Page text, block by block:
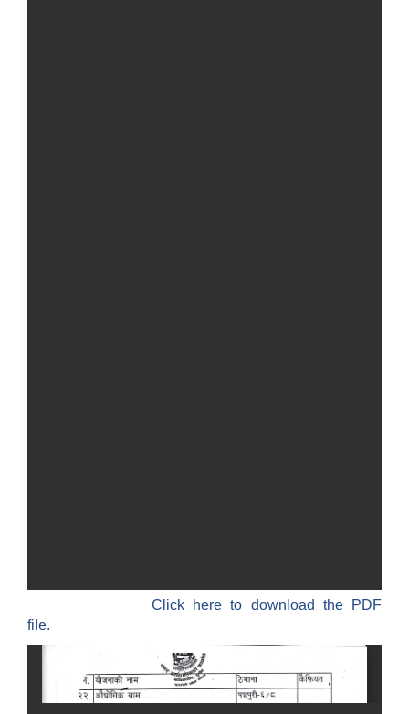
Click here to download the PDF
file.